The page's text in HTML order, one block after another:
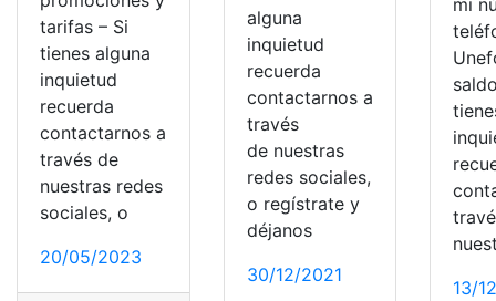
tarifas – Si
tienes alguna
inquietud
recuerda
contactarnos a
través de
nuestras redes
sociales, o
20/05/2023
alguna
inquietud
recuerda
contactarnos a
través
de nuestras
redes sociales,
o regístrate y
déjanos
30/12/2021
mi
13/